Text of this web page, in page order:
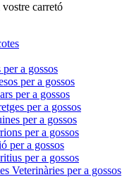
carretó
a gossos
per a gossos
per a gossos
per a gossos
per a gossos
per a gossos
per a gossos
per a gossos
Veterinàries per a gossos